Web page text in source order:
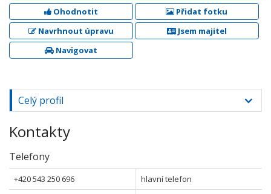
Ohodnotit
Přidat fotku
Navrhnout úpravu
Jsem majitel
Navigovat
Celý profil
Kontakty
Telefony
+420 543 250 696
hlavní telefon